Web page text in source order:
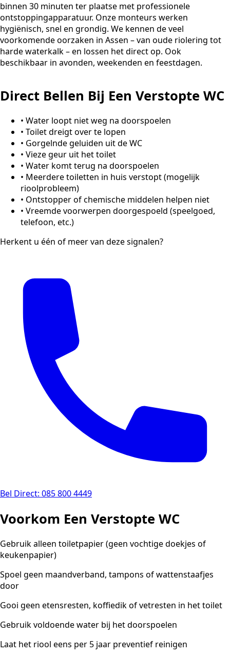
binnen 30 minuten ter plaatse met professionele
ontstoppingapparatuur. Onze monteurs werken
hygiënisch, snel en grondig. We kennen de veel
voorkomende oorzaken in Assen – van oude riolering tot
harde waterkalk – en lossen het direct op. Ook
beschikbaar in avonden, weekenden en feestdagen.
Direct Bellen Bij Een Verstopte WC
• Water loopt niet weg na doorspoelen
• Toilet dreigt over te lopen
• Gorgelnde geluiden uit de WC
• Vieze geur uit het toilet
• Water komt terug na doorspoelen
• Meerdere toiletten in huis verstopt (mogelijk
rioolprobleem)
• Ontstopper of chemische middelen helpen niet
• Vreemde voorwerpen doorgespoeld (speelgoed,
telefoon, etc.)
Herkent u één of meer van deze signalen?
Bel Direct: 085 800 4449
Voorkom Een Verstopte WC
Gebruik alleen toiletpapier (geen vochtige doekjes of
keukenpapier)
Spoel geen maandverband, tampons of wattenstaafjes
door
Gooi geen etensresten, koffiedik of vetresten in het toilet
Gebruik voldoende water bij het doorspoelen
Laat het riool eens per 5 jaar preventief reinigen